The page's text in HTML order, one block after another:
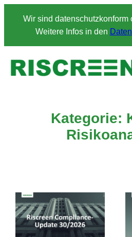
Wir sind datenschutzkonform
Weitere Infos in den
Kategorie: